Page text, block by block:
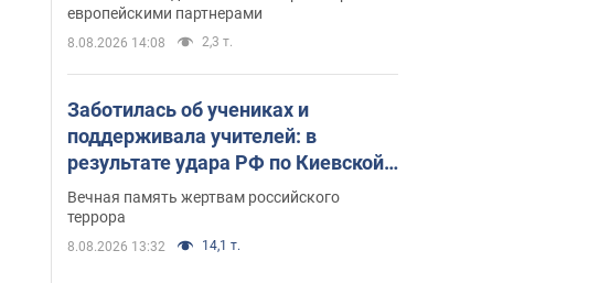
европейскими партнерами
8.08.2026 14:08 2,3 т.
Заботилась об учениках и
поддерживала учителей: в
результате удара РФ по Киевской
области погибли директор
киевского лицея, её муж и внук
Вечная память жертвам российского
террора
8.08.2026 13:32 14,1 т.